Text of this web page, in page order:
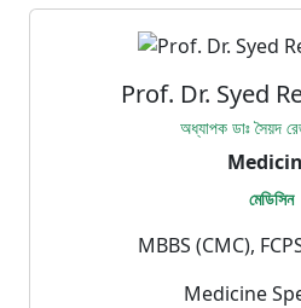
Prof. Dr. Syed
অধ্যাপক ডাঃ সৈয়দ
মেডিসিন
MBBS (CMC),
Medicine